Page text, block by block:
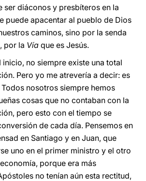
ser diáconos y presbíteros en la
puede apacentar al pueblo de Dios
caminos, sino por la senda
por la Vía que es Jesús.
inicio, no siempre existe una total
Pero yo me atrevería a decir: es
nosotros siempre hemos
cosas que no contaban con la
pero esto con el tiempo se
de cada día. Pensemos en
en Santiago y en Juan, que
uno en el primer ministro y el otro
porque era más
no tenían aún esta rectitud,